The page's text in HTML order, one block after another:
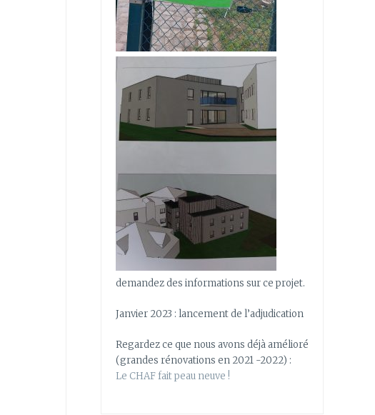
demandez des informations sur ce projet.
Janvier 2023 : lancement de l’adjudication
Regardez ce que nous avons déjà amélioré
(grandes rénovations en 2021 -2022) :
Le CHAF fait peau neuve !